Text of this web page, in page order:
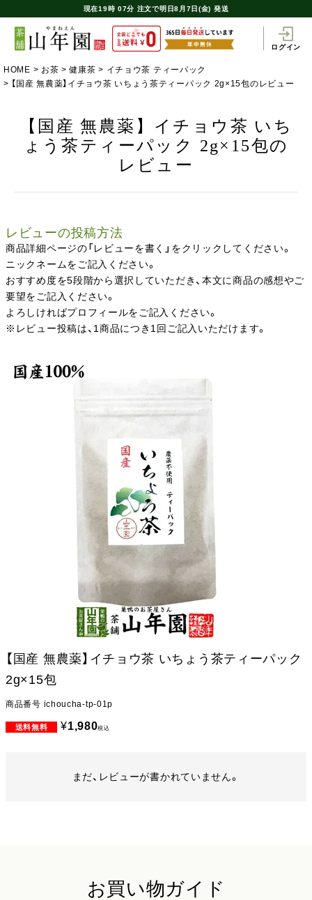
現在19時 07分 注文で明日8月7日(金) 発送
ログイン
HOME お茶 健康茶
イチョウ茶 ティーパック
【国産 無農薬】イチョウ茶 いちょう茶ティーパック 2g×15包のレビュー
【国産 無農薬】イチョウ茶 いち
ょう茶ティーパック 2g×15包の
レビュー
レビューの投稿方法
商品詳細ページの「レビューを書く」をクリックしてください。
ニックネームをご記入ください。
おすすめ度を5段階から選択していただき、本文に商品の感想やご
要望をご記入ください。
よろしければプロフィールをご記入ください。
※レビュー投稿は、1商品につき1回ご記入いただけます。
【国産 無農薬】イチョウ茶 いちょう茶ティーパック
2g×15包
商品番号 ichoucha-tp-01p
¥1,980税込
まだ、レビューが書かれていません。
お買い物ガイド